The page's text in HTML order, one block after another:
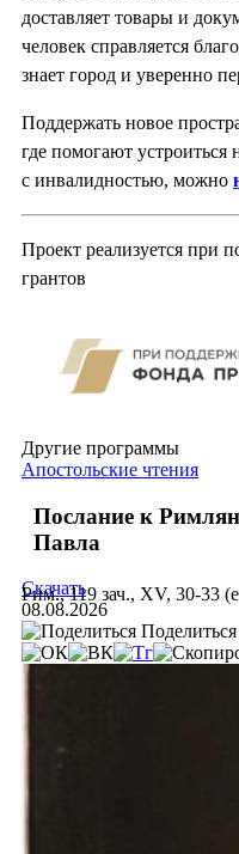
доставляет товары и
человек справляется
знает город и уверенно
Поддержать новое
где помогают устроиться
с инвалидностью, можно
Проект реализуется при
грантов
Другие программы
Апостольские чтения
Послание к
Павла
Рим., 119 зач., XV, 30-33
Скачать
08.08.2026
Поделиться